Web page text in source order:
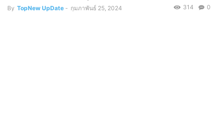
By TopNew UpDate - กุมภาพันธ์ 25, 2024 0
314